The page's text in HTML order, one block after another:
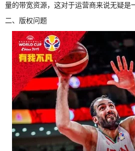
量的带宽资源，这对于运营商来说无疑是
二、版权问题